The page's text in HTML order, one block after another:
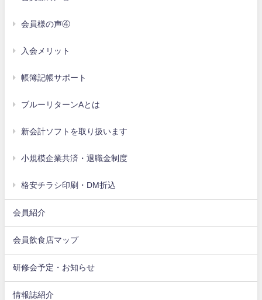
会員様の声④
入会メリット
帳簿記帳サポート
ブルーリターンAとは
新会計ソフトを取り扱います
小規模企業共済・退職金制度
格安チラシ印刷・DM折込
会員紹介
会員飲食店マップ
研修会予定・お知らせ
情報誌紹介